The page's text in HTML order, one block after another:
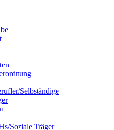
Selbständige
Soziale Träger